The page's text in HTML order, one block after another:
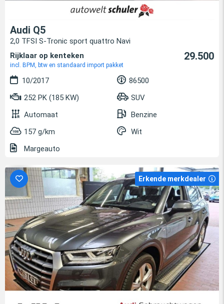
Audi Q5
2,0 TFSI S-Tronic sport quattro Navi
Rijklaar op kenteken
incl. BPM, btw en standaard import pakket
29.500
10/2017
86500
252 PK (185 KW)
SUV
Automaat
Benzine
157 g/km
Wit
Margeauto
Erkende merkdealer